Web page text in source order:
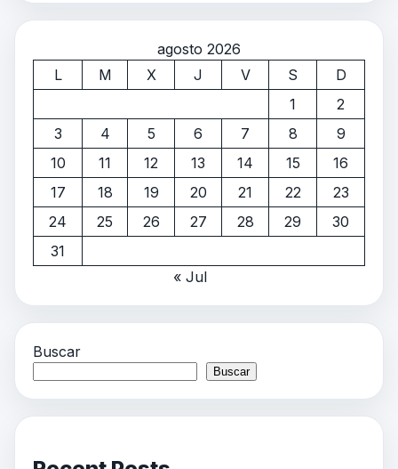
agosto 2026
L
M X J V S
D
1
2
3
4 5 6 7 8
9
10
11 12 13 14 15
16
17
18 19 20 21 22
23
24
25 26 27 28 29
30
31
« Jul
Buscar
Buscar